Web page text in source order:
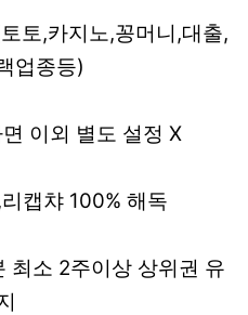
토,카지노,꽁머니,대출,
업종등)
이외 별도 설정 X
캡챠 100% 해독
최소 2주이상 상위권 유